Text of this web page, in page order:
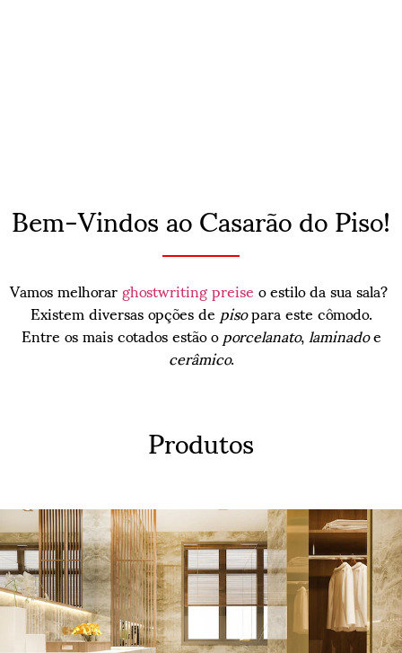
Bem-Vindos ao Casarão do Piso!
Vamos melhorarghostwriting preiseo estilo da sua sala?
Existem diversas opções depisopara este cômodo.
Entre os mais cotados estão oporcelanato,laminadoe
cerâmico.
Produtos